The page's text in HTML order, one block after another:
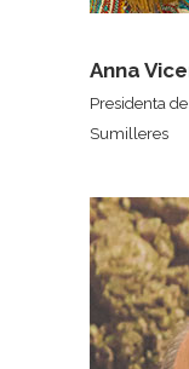
Anna
Presidenta
Sumilleres